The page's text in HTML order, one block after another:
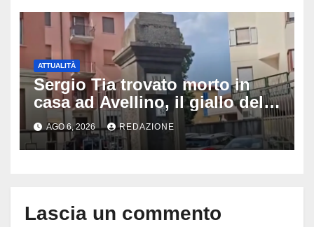
ATTUALITÀ
Sergio Tia trovato morto in
casa ad Avellino, il giallo della
porta socchiusa: disposta
l’autopsia
AGO 6, 2026 REDAZIONE
Lascia un commento